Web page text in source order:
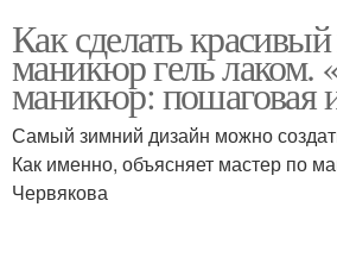
Как сделать
маникюр гель лаком.
маникюр: пошаговая
Самый зимний дизайн можно
Как именно, объясняет мастер по
Червякова